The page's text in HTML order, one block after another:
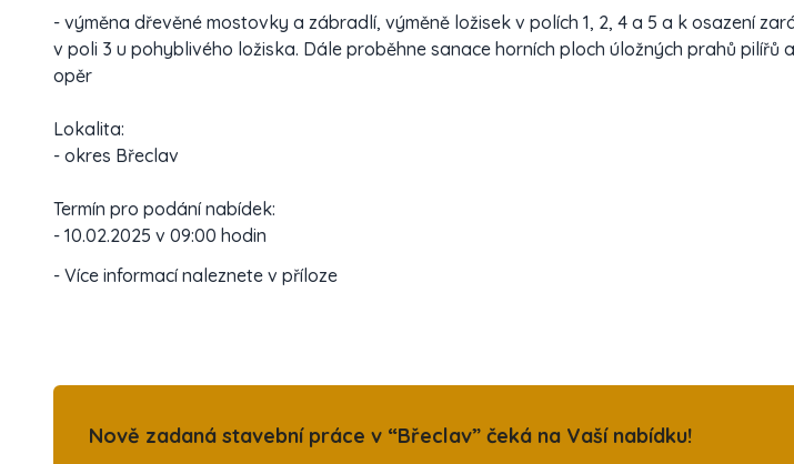
- výměna dřevěné mostovky a zábradlí, výměně ložisek v polích 1, 2, 4 a 5 a k osazení
v poli 3 u pohyblivého ložiska. Dále proběhne sanace horních ploch úložných prahů pilířů a
opěr
Lokalita:
- okres Břeclav
Termín pro podání nabídek:
- 10.02.2025 v 09:00 hodin
- Více informací naleznete v příloze
Nově zadaná stavební práce v “Břeclav” čeká na Vaší nabídku!